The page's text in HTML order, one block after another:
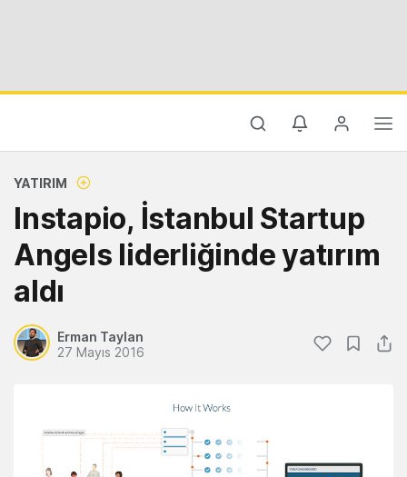
YATIRIM
Instapio, İstanbul Startup
Angels liderliğinde yatırım
aldı
Erman Taylan
27 Mayıs 2016